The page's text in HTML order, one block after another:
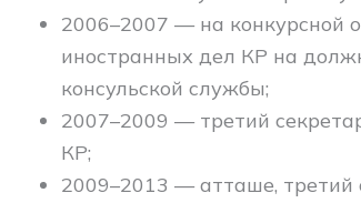
2006–2007 — на конкурсной
иностранных дел КР на
консульской службы;
2007–2009 — третий
КР;
2009–2013 — атташе, третий